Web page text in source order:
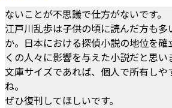
ないことが不思議で仕方がないです。
江戸川乱歩は子供の頃に読んだ方も多
か。日本における探偵小説の地位を確
くの人々に影響を与えた小説だと思い
文庫サイズであれば、個人で所有し
ね。
ぜひ復刊してほしいです。